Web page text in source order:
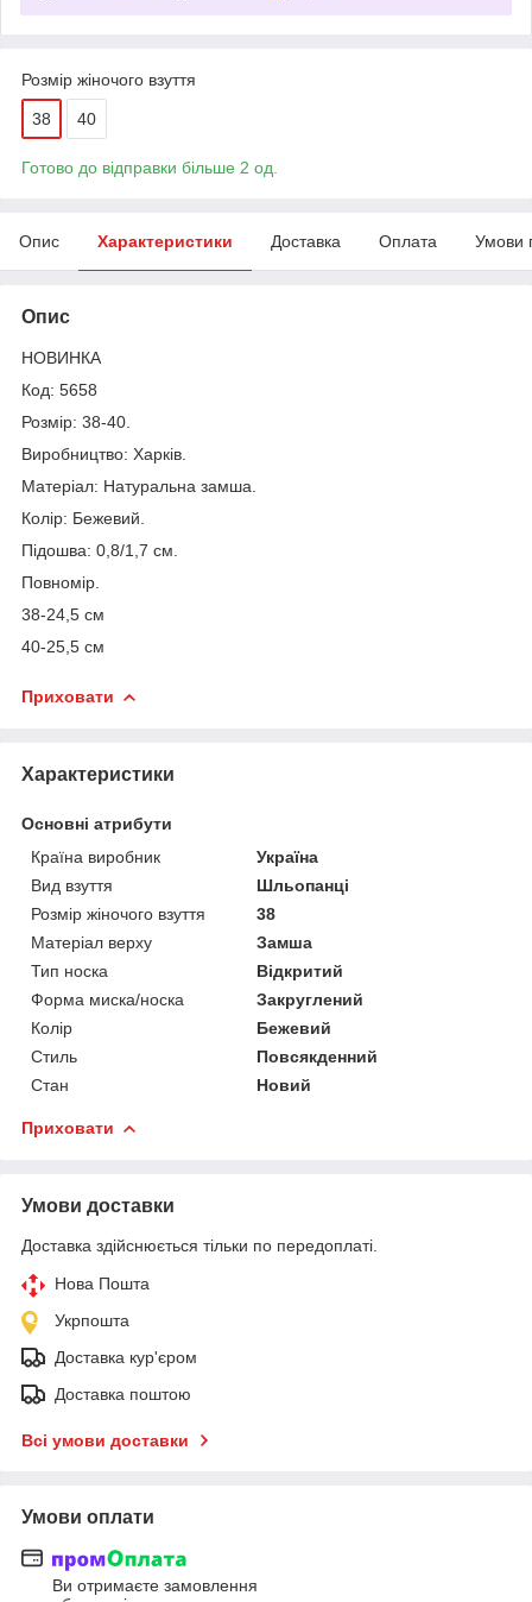
Розмір жіночого взуття
38 40
Готово до відправки більше 2 од.
Опис Характеристики Доставка Оплата Умови
Опис
НОВИНКА
Код: 5658
Розмір: 38-40.
Виробництво: Харків.
Матеріал: Натуральна замша.
Колір: Бежевий.
Підошва: 0,8/1,7 см.
Повномір.
38-24,5 см
40-25,5 см
Приховати
Характеристики
Основні атрибути
Країна виробник
Україна
Вид взуття
Шльопанці
Розмір жіночого взуття
38
Матеріал верху
Замша
Тип носка
Відкритий
Форма миска/носка
Закруглений
Колір
Бежевий
Стиль
Повсякденний
Стан
Новий
Приховати
Умови доставки
Доставка здійснюється тільки по передоплаті.
Нова Пошта
Укрпошта
Доставка кур'єром
Доставка поштою
Всі умови доставки
Умови оплати
Ви отримаєте замовлення